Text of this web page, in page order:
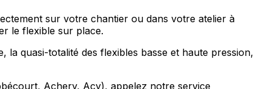
sur votre chantier ou dans votre atelier à
le flexible sur place.
quasi-totalité des flexibles basse et haute pression,
Achery, Acy), appelez notre service